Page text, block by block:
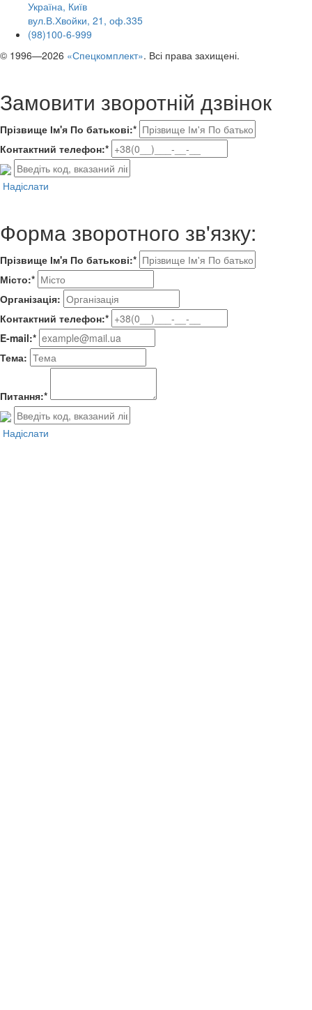
Україна, Київ
вул.В.Хвойки, 21, оф.335
(98)100-6-999
© 1996—2026 «Спецкомплект». Всі права захищені.
Замовити зворотній дзвінок
Прізвище Ім'я По батькові:*
Контактний телефон:*
Надіслати
Форма зворотного зв'язку:
Прізвище Ім'я По батькові:*
Місто:*
Організація:
Контактний телефон:*
E-mail:*
Тема:
Питання:*
Надіслати